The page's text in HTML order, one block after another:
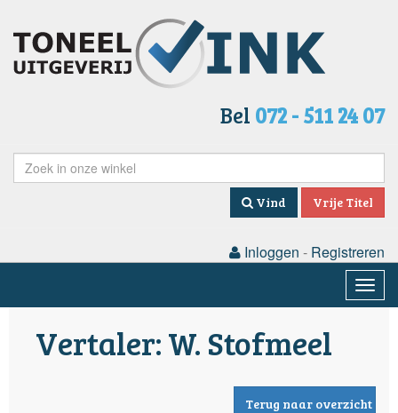
Bel 072 - 511 24 07
Vind Vrije Titel
Inloggen - Registreren
Vertaler: W. Stofmeel
Terug naar overzicht